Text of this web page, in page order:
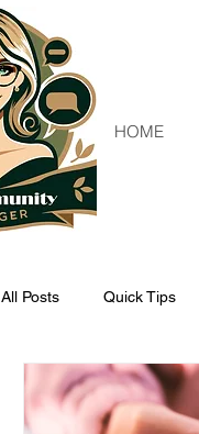
HOME
All Posts Quick Tips